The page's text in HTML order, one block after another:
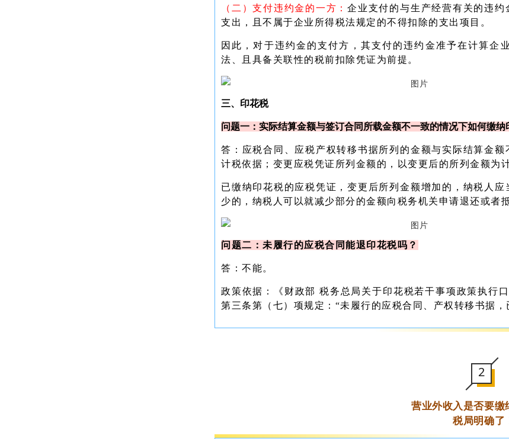
（二）支付违约金的一方：企业支付的与生产经营有关的违
支出，且不属于企业所得税法规定的不得扣除的支出项目。
因此，对于违约金的支付方，其支付的违约金准予在计算企
法、且具备关联性的税前扣除凭证为前提。
三、印花税
问题一：实际结算金额与签订合同所载金额不一致的情况下如何缴纳
答：应税合同、应税产权转移书据所列的金额与实际结算金
计税依据；变更应税凭证所列金额的，以变更后的所列金额为
已缴纳印花税的应税凭证，变更后所列金额增加的，纳税人
少的，纳税人可以就减少部分的金额向税务机关申请退还或者
问题二：未履行的应税合同能退印花税吗？
答：不能。
政策依据：《财政部 税务总局关于印花税若干事项政策执行
第三条第（七）项规定：“未履行的应税合同、产权转移书据
2
营业外收入是否要缴
税局明确了